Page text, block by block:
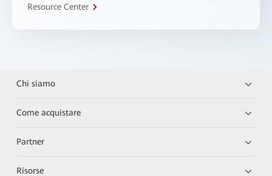
Resource Center
Chi siamo
Come acquistare
Partner
Risorse